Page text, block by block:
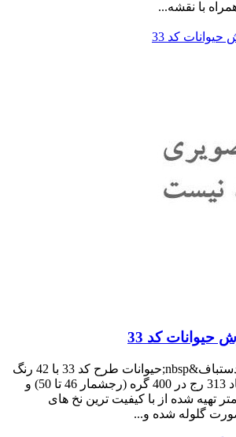
با نقشه...
حیوانات کد 33
نخ و نقشه تابلوفرش دستباف&nbsp;حیوانات طرح کد 33 با 42 رنگ
و 7 رنگ ابریشم به ابعاد 313 رج در 400 گره (رجشمار 46 تا 50) و
61 سانتی متر تهیه شده از با کیفیت ترین نخ های
گلوله شده و...